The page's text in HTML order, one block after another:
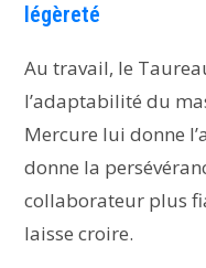
légèreté
Au travail, le
l’adaptabilité du
Mercure lui donne
donne la
collaborateur plus
laisse croire.